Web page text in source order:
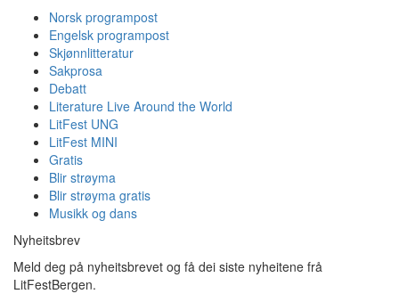
Norsk programpost
Engelsk programpost
Skjønnlitteratur
Sakprosa
Debatt
Literature Live Around the World
LitFest UNG
LitFest MINI
Gratis
Blir strøyma
Blir strøyma gratis
Musikk og dans
Nyheitsbrev
Meld deg på nyheitsbrevet og få dei siste nyheitene frå
LitFestBergen.